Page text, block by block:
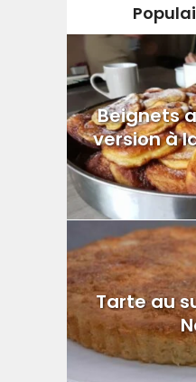
Beignets
version à
Tarte au